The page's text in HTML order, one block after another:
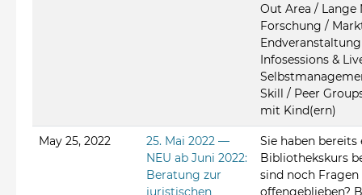
Out Area / Lange
Forschung /
Infosessions &
Skill / Peer
mit Kind(ern)
May 25, 2022
25. Mai 2022 —
NEU ab Juni 2022:
Beratung zur
juristischen
Sie haben bereits
Bibliothekskurs
sind noch Fragen
offengeblieben?